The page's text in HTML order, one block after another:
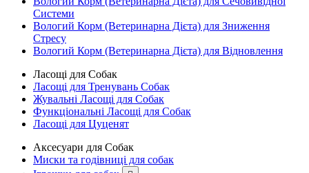
Системи
Вологий Корм (Ветеринарна Дієта) для Зниження
Стресу
Вологий Корм (Ветеринарна Дієта) для Відновлення
Ласощі для Собак
Ласощі для Тренувань Собак
Жувальні Ласощі для Собак
Функціональні Ласощі для Собак
Ласощі для Цуценят
Аксесуари для Собак
Миски та годівниці для собак